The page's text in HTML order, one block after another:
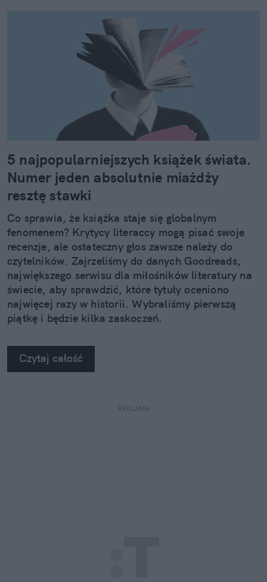
5 najpopularniejszych książek świata.
Numer jeden absolutnie miażdży
resztę stawki
Co sprawia, że książka staje się globalnym
fenomenem? Krytycy literaccy mogą pisać swoje
recenzje, ale ostateczny głos zawsze należy do
czytelników. Zajrzeliśmy do danych Goodreads,
największego serwisu dla miłośników literatury na
świecie, aby sprawdzić, które tytuły oceniono
najwięcej razy w historii. Wybraliśmy pierwszą
piątkę i będzie kilka zaskoczeń.
Czytaj całość
REKLAMA